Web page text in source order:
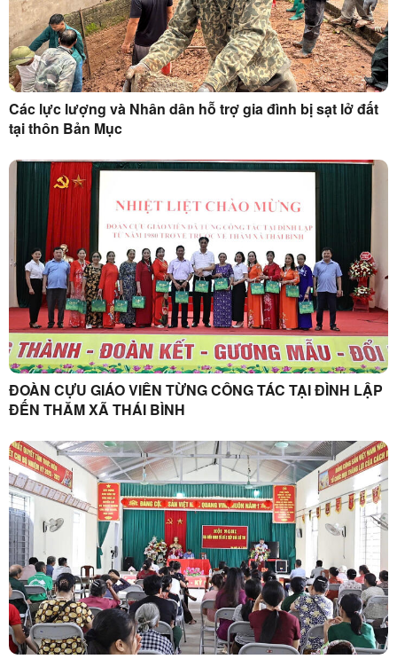
Các lực lượng và Nhân dân hỗ trợ gia đình bị sạt lở đất
tại thôn Bản Mục
ĐOÀN CỰU GIÁO VIÊN TỪNG CÔNG TÁC TẠI ĐÌNH LẬP
ĐẾN THĂM XÃ THÁI BÌNH